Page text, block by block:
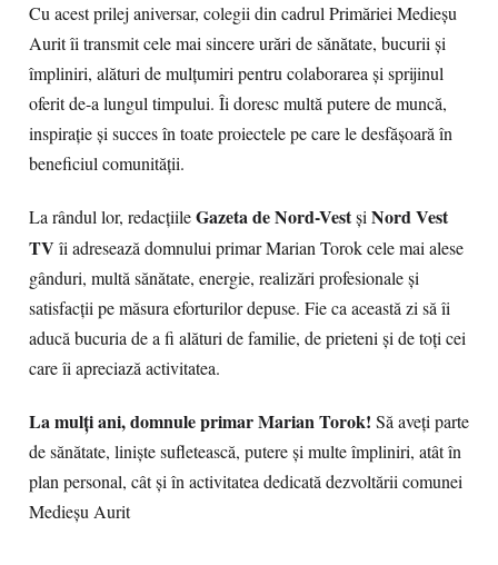
Cu acest prilej aniversar, colegii din cadrul Primăriei Medieșu
Aurit îi transmit cele mai sincere urări de sănătate, bucurii și
împliniri, alături de mulțumiri pentru colaborarea și sprijinul
oferit de-a lungul timpului. Îi doresc multă putere de muncă,
inspirație și succes în toate proiectele pe care le desfășoară în
beneficiul comunității.
La rândul lor, redacțiileGazeta de Nord-VestșiNord Vest
TVîi adresează domnului primar Marian Torok cele mai alese
gânduri, multă sănătate, energie, realizări profesionale și
satisfacții pe măsura eforturilor depuse. Fie ca această zi să îi
aducă bucuria de a fi alături de familie, de prieteni și de toți cei
care îi apreciază activitatea.
La mulți ani, domnule primar Marian Torok! Să aveți parte
de sănătate, liniște sufletească, putere și multe împliniri, atât în
plan personal, cât și în activitatea dedicată dezvoltării comunei
Medieșu Aurit